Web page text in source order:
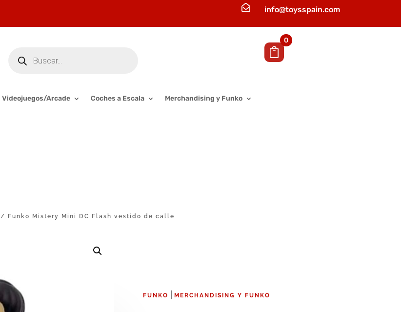
 info@toysspain.com
productos
0
Videojuegos/Arcade Coches a Escala Merchandising y Funko
/ Funko Mistery Mini DC Flash vestido de calle
FUNKO MERCHANDISING Y FUNKO